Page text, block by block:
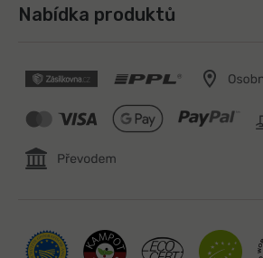
Nabídka produktů